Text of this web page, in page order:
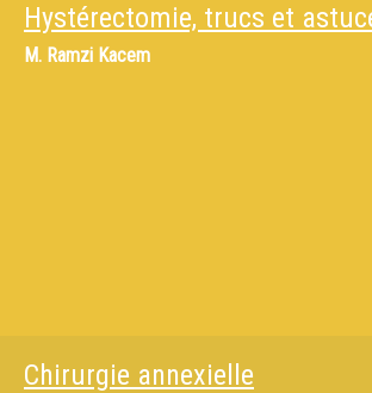
Hystérectomie, trucs et
M. Ramzi Kacem
Chirurgie annexielle